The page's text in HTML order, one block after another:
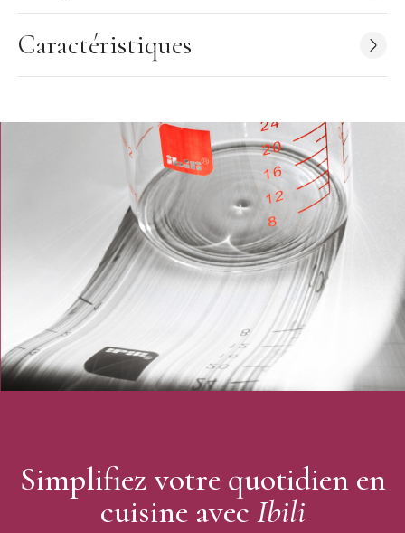
Caractéristiques
Simplifiez votre quotidien en
cuisine avec Ibili